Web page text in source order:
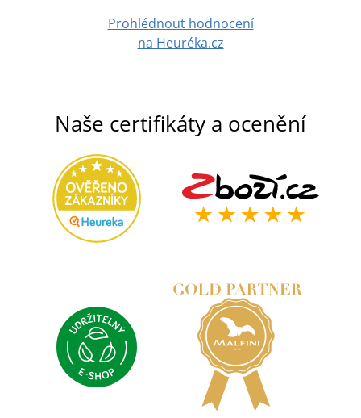
Prohlédnout hodnocení
na Heuréka.cz
Naše certifikáty a ocenění